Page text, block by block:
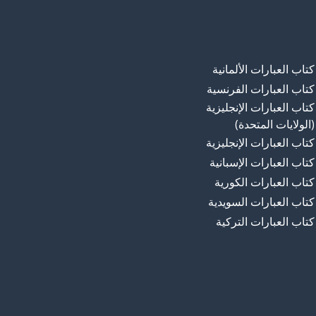
كتاب العبارات الألمانية
كتاب العبارات الفرنسية
كتاب العبارات الإنجليزية
(الولايات المتحدة)
كتاب العبارات الإنجليزية
كتاب العبارات الإسبانية
كتاب العبارات الكورية
كتاب العبارات السويدية
كتاب العبارات التركية